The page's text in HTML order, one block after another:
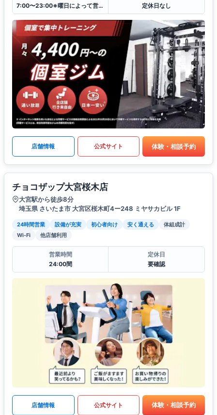
7:00〜23:00※曜日によって営業時間が異なる場合がございます.
定休日なし
店舗情報 公式サイト 体験・相談予約
チョコザップ大宮桜木店
大宮駅から徒歩8分
埼玉県 さいたま市 大宮区桜木町4ー248 ミヤサカビル 1F
24時間営業 設備が充実 初心者向け 安く通える
体組成計
Wi-Fi
他店舗利用
営業時間
24:00間
定休日
要確認
店舗情報 公式サイト 体験・相談予約